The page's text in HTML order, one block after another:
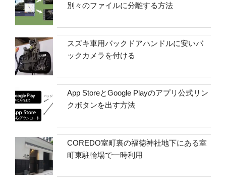
別々のファイルに分離する方法
スズキ車用バックドアハンドルに安いバ
ックカメラを付ける
App StoreとGoogle Playのアプリ公式リン
クボタンを出す方法
COREDO室町裏の福徳神社地下にある室
町東駐輪場で一時利用